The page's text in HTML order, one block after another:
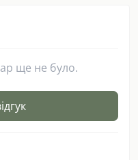
ще не було.